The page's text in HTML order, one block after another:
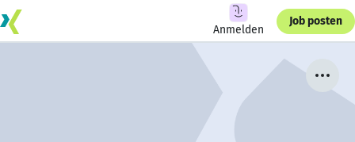
Anmelden
Job posten